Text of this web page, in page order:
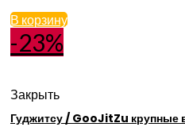
В корзину
-23%
Закрыть
Гуджитсу / GooJitZu крупные